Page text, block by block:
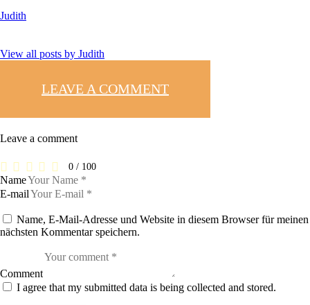
Judith
View all posts by Judith
LEAVE A COMMENT
Leave a comment
0 / 100
Name
E-mail
Name, E-Mail-Adresse und Website in diesem Browser für meinen
nächsten Kommentar speichern.
Comment
I agree that my submitted data is being collected and stored.